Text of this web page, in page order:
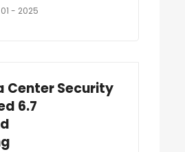
- 2025
Center Security
6.7